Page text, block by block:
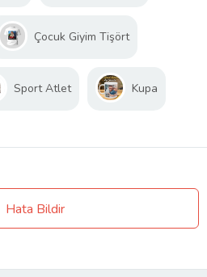
Çocuk Giyim Tişört
Sport Atlet Kupa
Hata Bildir